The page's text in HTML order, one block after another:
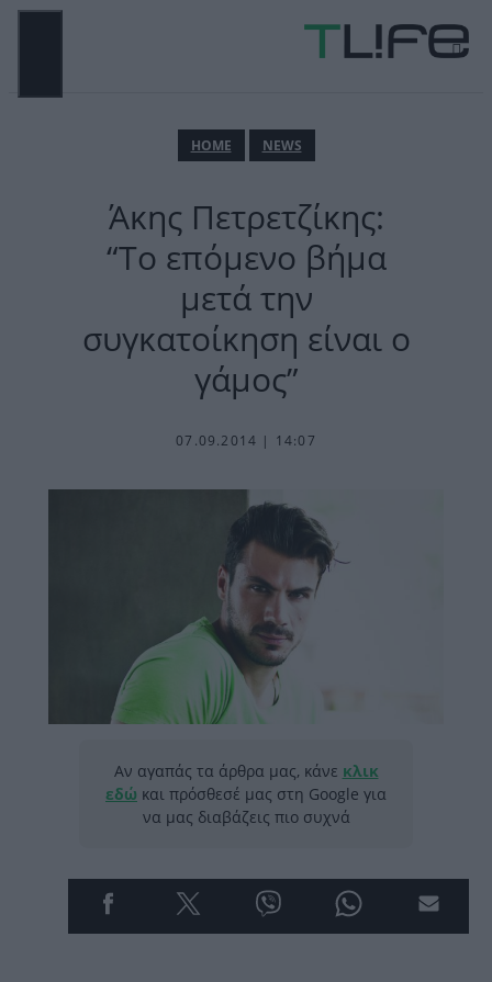
Μετάβαση
ΗΟΜΕ NEWS
Άκης Πετρετζίκης:
“Το επόμενο βήμα
μετά την
συγκατοίκηση είναι ο
γάμος”
07.09.2014 | 14:07
Αν αγαπάς τα άρθρα μας, κάνε κλικ
εδώ και πρόσθεσέ μας στη Google για
να μας διαβάζεις πιο συχνά